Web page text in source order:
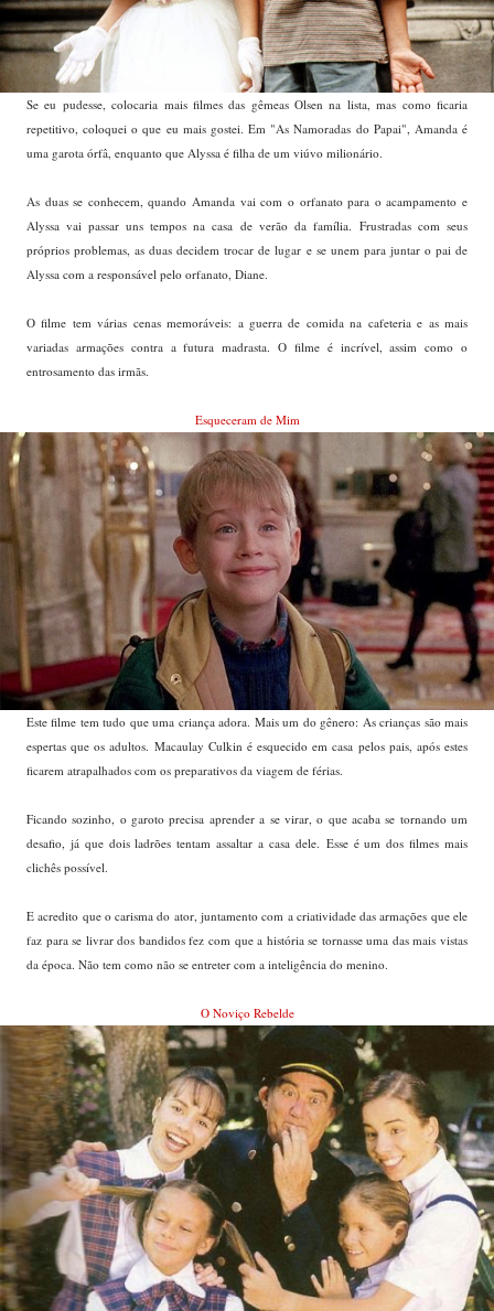
Se eu pudesse, colocaria mais filmes das gêmeas Olsen na lista, mas como ficaria
repetitivo, coloquei o que eu mais gostei. Em "As Namoradas do Papai", Amanda é
uma garota órfâ, enquanto que Alyssa é filha de um viúvo milionário.
As duas se conhecem, quando Amanda vai com o orfanato para o acampamento e
Alyssa vai passar uns tempos na casa de verão da família. Frustradas com seus
próprios problemas, as duas decidem trocar de lugar e se unem para juntar o pai de
Alyssa com a responsável pelo orfanato, Diane.
O filme tem várias cenas memoráveis: a guerra de comida na cafeteria e as mais
variadas armações contra a futura madrasta. O filme é incrível, assim como o
entrosamento das irmãs.
Esqueceram de Mim
Este filme tem tudo que uma criança adora. Mais um do gênero: As crianças são mais
espertas que os adultos. Macaulay Culkin é esquecido em casa pelos pais, após estes
ficarem atrapalhados com os preparativos da viagem de férias.
Ficando sozinho, o garoto precisa aprender a se virar, o que acaba se tornando um
desafio, já que dois ladrões tentam assaltar a casa dele. Esse é um dos filmes mais
clichês possível.
E acredito que o carisma do ator, juntamento com a criatividade das armações que ele
faz para se livrar dos bandidos fez com que a história se tornasse uma das mais vistas
da época. Não tem como não se entreter com a inteligência do menino.
O Noviço Rebelde